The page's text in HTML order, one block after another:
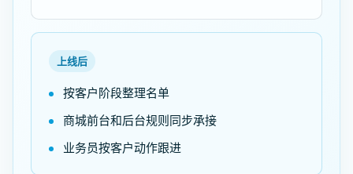
上线后
按客户阶段整理名单
商城前台和后台规则同步承接
业务员按客户动作跟进